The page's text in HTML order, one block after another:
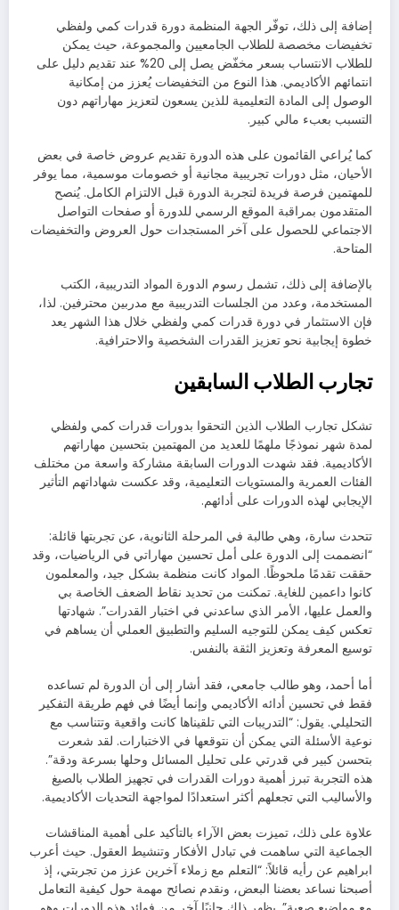
إضافة إلى ذلك، توفّر الجهة المنظمة دورة قدرات كمي ولفظي
تخفيضات مخصصة للطلاب الجامعيين والمجموعة، حيث يمكن
للطلاب الانتساب بسعر مخفّض يصل إلى 20% عند تقديم دليل على
انتمائهم الأكاديمي. هذا النوع من التخفيضات يُعزز من إمكانية
الوصول إلى المادة التعليمية للذين يسعون لتعزيز مهاراتهم دون
التسبب بعبء مالي كبير.
كما يُراعي القائمون على هذه الدورة تقديم عروض خاصة في بعض
الأحيان، مثل دورات تجريبية مجانية أو خصومات موسمية، مما يوفر
للمهتمين فرصة فريدة لتجربة الدورة قبل الالتزام الكامل. يُنصح
المتقدمون بمراقبة الموقع الرسمي للدورة أو صفحات التواصل
الاجتماعي للحصول على آخر المستجدات حول العروض والتخفيضات
المتاحة.
بالإضافة إلى ذلك، تشمل رسوم الدورة المواد التدريبية، الكتب
المستخدمة، وعدد من الجلسات التدريبية مع مدربين محترفين. لذا،
فإن الاستثمار في دورة قدرات كمي ولفظي خلال هذا الشهر يعد
خطوة إيجابية نحو تعزيز القدرات الشخصية والاحترافية.
تجارب الطلاب السابقين
تشكل تجارب الطلاب الذين التحقوا بدورات قدرات كمي ولفظي
لمدة شهر نموذجًا ملهمًا للعديد من المهتمين بتحسين مهاراتهم
الأكاديمية. فقد شهدت الدورات السابقة مشاركة واسعة من مختلف
الفئات العمرية والمستويات التعليمية، وقد عكست شهاداتهم التأثير
الإيجابي لهذه الدورات على أدائهم.
تتحدث سارة، وهي طالبة في المرحلة الثانوية، عن تجربتها قائلة:
“انضممت إلى الدورة على أمل تحسين مهاراتي في الرياضيات، وقد
حققت تقدمًا ملحوظًا. المواد كانت منظمة بشكل جيد، والمعلمون
كانوا داعمين للغاية. تمكنت من تحديد نقاط الضعف الخاصة بي
والعمل عليها، الأمر الذي ساعدني في اختبار القدرات”. شهادتها
تعكس كيف يمكن للتوجيه السليم والتطبيق العملي أن يساهم في
توسيع المعرفة وتعزيز الثقة بالنفس.
أما أحمد، وهو طالب جامعي، فقد أشار إلى أن الدورة لم تساعده
فقط في تحسين أدائه الأكاديمي وإنما أيضًا في فهم طريقة التفكير
التحليلي. يقول: “التدريبات التي تلقيناها كانت واقعية وتتناسب مع
نوعية الأسئلة التي يمكن أن نتوقعها في الاختبارات. لقد شعرت
بتحسن كبير في قدرتي على تحليل المسائل وحلها بسرعة ودقة”.
هذه التجربة تبرز أهمية دورات القدرات في تجهيز الطلاب بالصيغ
والأساليب التي تجعلهم أكثر استعدادًا لمواجهة التحديات الأكاديمية.
علاوة على ذلك، تميزت بعض الآراء بالتأكيد على أهمية المناقشات
الجماعية التي ساهمت في تبادل الأفكار وتنشيط العقول. حيث أعرب
ابراهيم عن رأيه قائلاً: “التعلم مع زملاء آخرين عزز من تجربتي، إذ
أصبحنا نساعد بعضنا البعض، ونقدم نصائح مهمة حول كيفية التعامل